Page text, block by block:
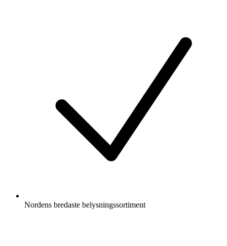
Nordens bredaste belysningssortiment